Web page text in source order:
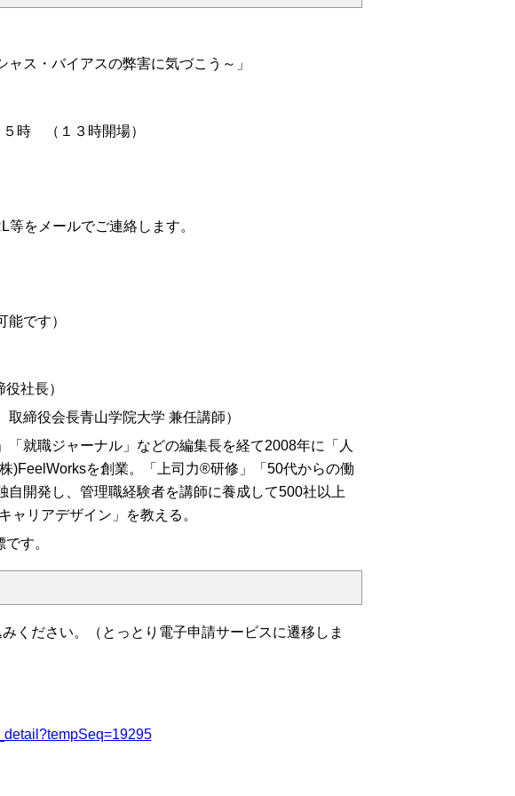
ス・バイアスの弊害に気づこう～」
時 （１３時開場）
メールでご連絡します。
です）
社長）
取締役会長青山学院大学 兼任講師）
就職ジャーナル」などの編集長を経て2008年に「人
)FeelWorksを創業。
「上司力®研修」「50代からの働
開発し、管理職経験者を講師に養成して500社以上
ャリアデザイン」を教える。
す。
ください。（とっとり電子申請サービスに遷移しま